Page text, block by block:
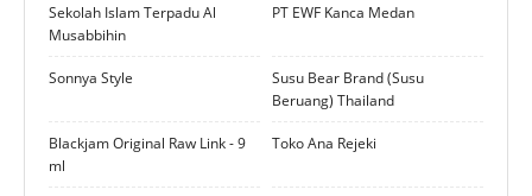
Sekolah Islam Terpadu Al
Musabbihin
PT EWF Kanca Medan
Sonnya Style
Susu Bear Brand (Susu
Beruang) Thailand
Blackjam Original Raw Link - 9
ml
Toko Ana Rejeki